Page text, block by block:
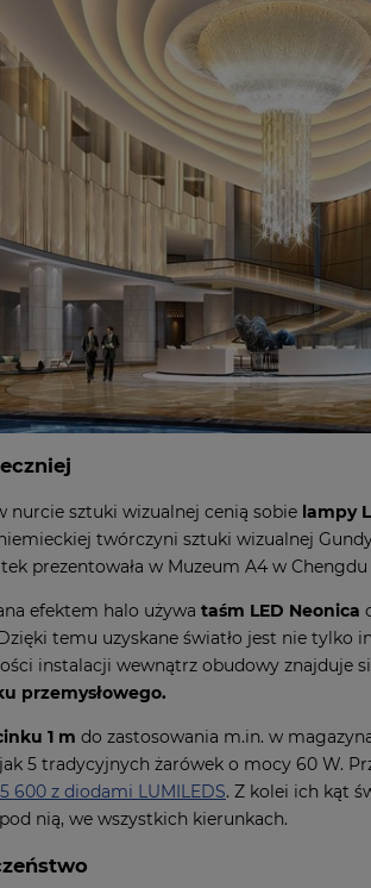
nurcie sztuki wizualnej cenią sobie lampy
twórczyni sztuki wizualnej
prezentowała w Muzeum A4 w
efektem halo używa taśm LED Neonica
temu uzyskane światło jest nie tylko
instalacji wewnątrz obudowy znajduje
przemysłowego.
1 m do zastosowania m.in. w
5 tradycyjnych żarówek o mocy 60 W.
600 z diodami LUMILEDS. Z kolei ich kąt
nią, we wszystkich kierunkach.